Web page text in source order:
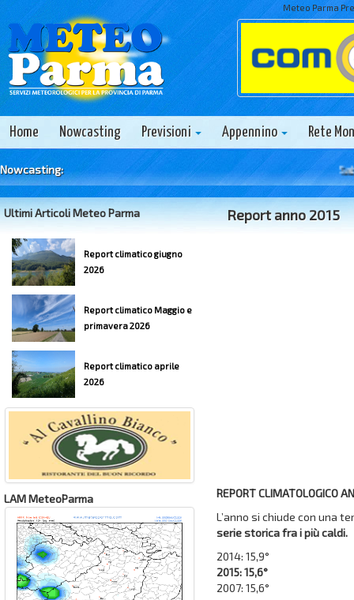
Meteo Parma
Home Nowcasting Previsioni Appennino Rete
Nowcasting:
Ultimi Articoli Meteo Parma
Report climatico giugno
2026
Report climatico Maggio e
primavera 2026
Report climatico aprile
2026
LAM MeteoParma
Report anno 2015
REPORT CLIMATOLOGICO
L’anno si chiude con una
serie storica fra i più caldi.
2014: 15,9°
2015: 15,6°
2007: 15,6°